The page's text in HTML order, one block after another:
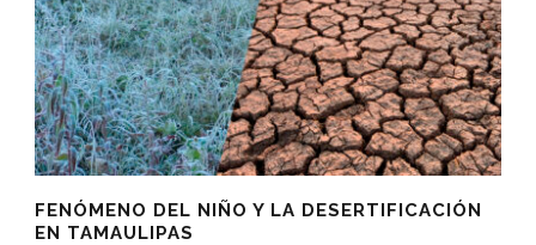
FENÓMENO DEL NIÑO Y LA DESERTIFICACIÓN
EN TAMAULIPAS